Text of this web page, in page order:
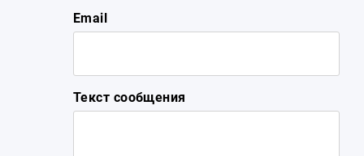
Email
Текст сообщения